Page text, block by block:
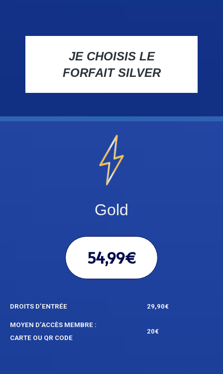
JE CHOISIS LE
FORFAIT SILVER
Gold
54,99€
DROITS D’ENTRÉE 29,90€
MOYEN D’ACCÈS MEMBRE :
CARTE OU QR CODE
20€